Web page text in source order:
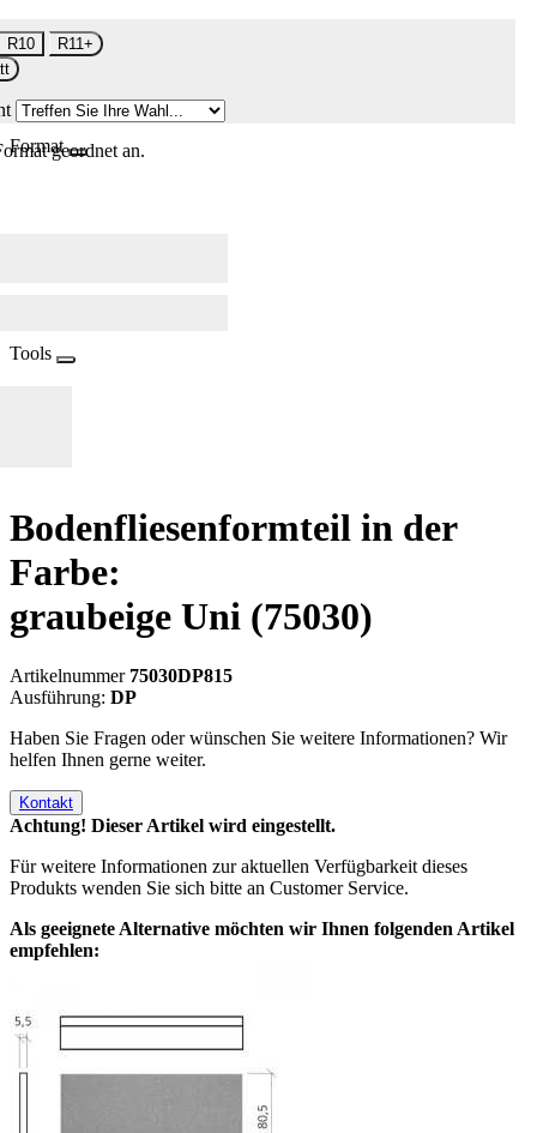
R10
R11+
Formatgeordnet an.
Tools
Bodenfliesenformteil in der
Farbe:
graubeige Uni (75030)
Artikelnummer 75030DP815
Ausführung: DP
Haben Sie Fragen oder wünschen Sie weitere Informationen? Wir
helfen Ihnen gerne weiter.
Kontakt
Achtung! Dieser Artikel wird eingestellt.
Für weitere Informationen zur aktuellen Verfügbarkeit dieses
Produkts wenden Sie sich bitte an Customer Service.
Als geeignete Alternative möchten wir Ihnen folgenden Artikel
empfehlen: